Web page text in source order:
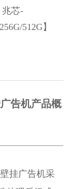
兆芯-
512G】
告机产品概
挂广告机采